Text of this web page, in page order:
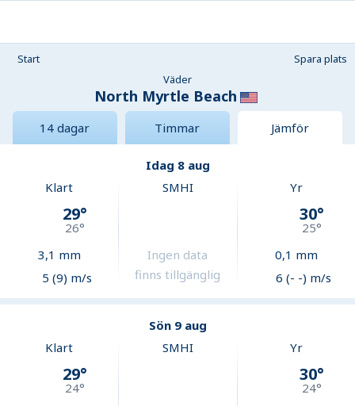
Start
Spara plats
Väder
North Myrtle Beach
14 dagar Timmar Jämför
Idag 8 aug
Klart
29°
26°
3,1 mm
5 (9) m/s
SMHI
Ingen data
finns tillgänglig
Yr
30°
25°
0,1 mm
6 (- -) m/s
Sön 9 aug
Klart
29°
24°
SMHI Yr
30°
24°